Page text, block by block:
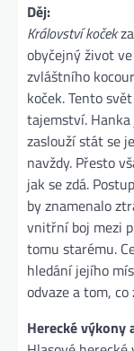
Děj:
Království koček
obyčejný život
zvláštního
koček. Tento
tajemství.
zaslouží stát se
navždy. Přesto
jak se zdá.
by znamenalo
vnitřní boj mezi
tomu starému.
hledání jejího
odvaze a tom,
Herecké výkony